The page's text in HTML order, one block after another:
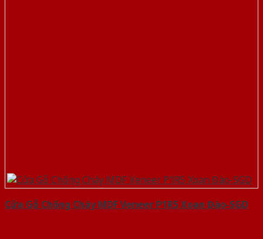
Cửa Gỗ Chống Cháy MDF Veneer P1R5 Xoan Đào-SGD